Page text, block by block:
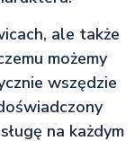
ale także
możemy
wszędzie
na każdym